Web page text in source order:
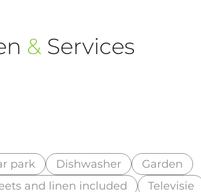
& Services
park Dishwasher
Garden
and linen included
Televisie